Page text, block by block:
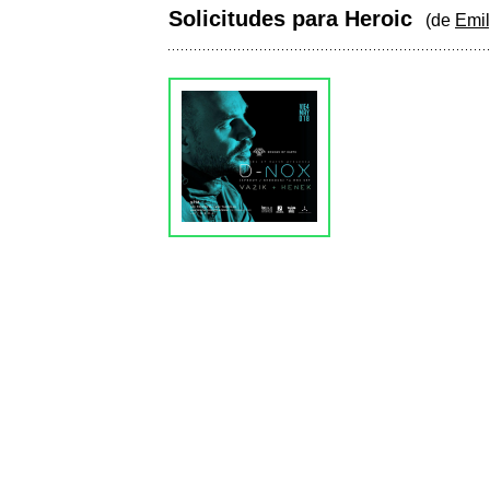
Solicitudes para Heroic (de